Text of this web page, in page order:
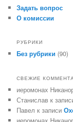
Задать вопрос
О комиссии
РУБРИКИ
Без рубрики (90)
СВЕЖИЕ
иеромонах
Станислав к
Павел к записи